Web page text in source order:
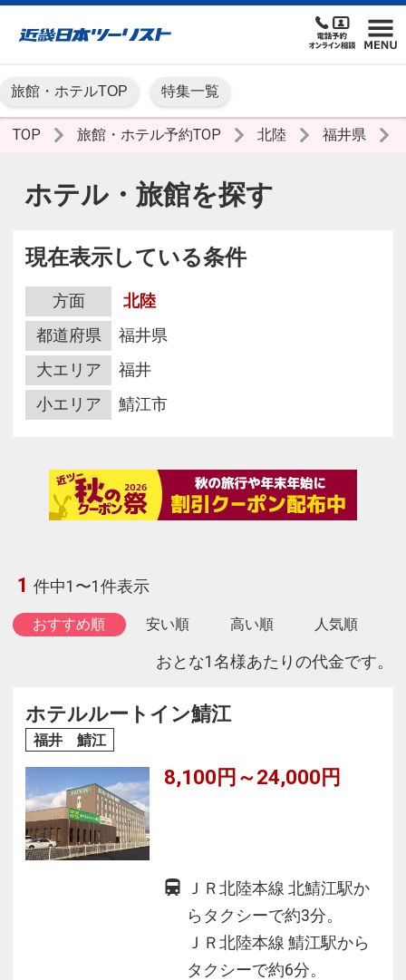
旅館・ホテルTOP 特集一覧
TOP 旅館・ホテル予約TOP 北陸 福井県
ホテル・旅館を探す
現在表示している条件
方面
北陸
都道府県
福井県
大エリア
福井
小エリア
鯖江市
1 件中1〜1件表示
おすすめ順 安い順 高い順 人気順
おとな1名様あたりの代金です。
ホテルルートイン鯖江
福井 鯖江
8,100円～24,000円
ＪＲ北陸本線 北鯖江駅か
らタクシーで約3分。
ＪＲ北陸本線 鯖江駅から
タクシーで約6分。